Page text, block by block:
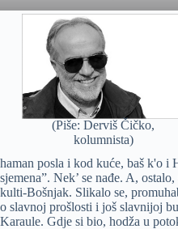
(Piše: Derviš Čičko,
kolumnista)
haman posla i kod kuće, baš k'o i
sjemena”. Nek’ se nađe. A,
kulti-Bošnjak. Slikalo se,
o slavnoj prošlosti i još slavnijoj
Karaule. Gdje si bio, hodža u